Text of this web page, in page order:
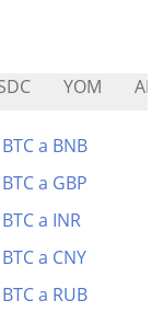
YOM
BTC a BNB
BTC a GBP
BTC a INR
BTC a CNY
BTC a RUB